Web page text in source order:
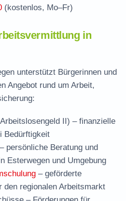
(kostenlos, Mo–Fr)
in
unterstützt Bürgerinnen und
Angebot rund um Arbeit,
II) – finanzielle
Bedürftigkeit
– persönliche Beratung und
Esterwegen und Umgebung
– geförderte
den regionalen Arbeitsmarkt